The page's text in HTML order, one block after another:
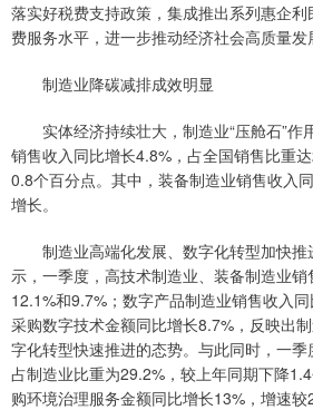
落实好税费支持政策，集成推出系列惠企
费服务水平，进一步推动经济社会高质量发
制造业降碳减排成效明显
实体经济持续壮大，制造业“压舱石”作
销售收入同比增长4.8%，占全国销售比重
0.8个百分点。其中，装备制造业销售收入
增长。
制造业高端化发展、数字化转型加快推
示，一季度，高技术制造业、装备制造业
12.1%和9.7%；数字产品制造业销售收入
采购数字技术金额同比增长8.7%，反映出
字化转型快速推进的态势。与此同时，一
占制造业比重为29.2%，较上年同期下降
购环境治理服务金额同比增长13%，增速